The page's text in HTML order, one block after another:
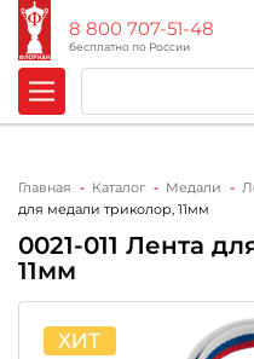
8 800 707-51-48
бесплатно по России
Главная Каталог Медали
для медали триколор, 11мм
0021-011 Лента
11мм